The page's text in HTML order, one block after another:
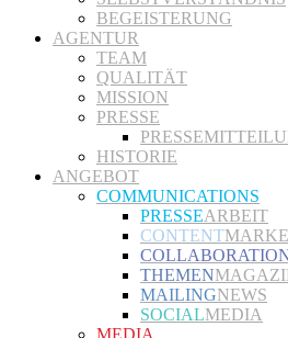
BEGEISTERUNG
AGENTUR
TEAM
QUALITÄT
MISSION
PRESSE
HISTORIE
ANGEBOT
COMMUNICATIONS
PRESSEARBEIT
CONTENT
THEMEN
MAILINGNEWS
SOCIALMEDIA
MEDIA